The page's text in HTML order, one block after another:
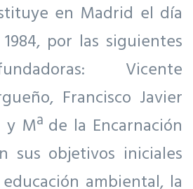
en Madrid el día
por las siguientes
Vicente
Francisco Javier
Mª de la Encarnación
sus objetivos iniciales
ambiental, la